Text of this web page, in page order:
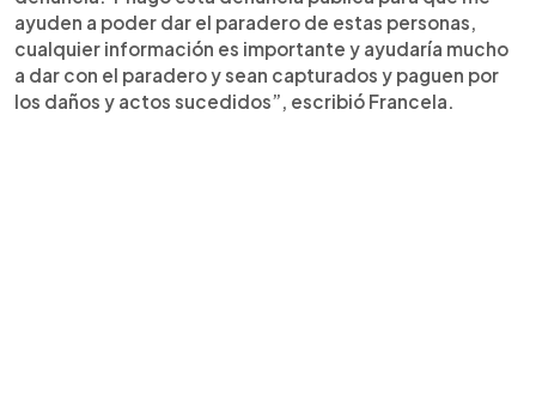
ayuden a poder dar el paradero de estas personas,
cualquier información es importante y ayudaría mucho
a dar con el paradero y sean capturados y paguen por
los daños y actos sucedidos”, escribió Francela.